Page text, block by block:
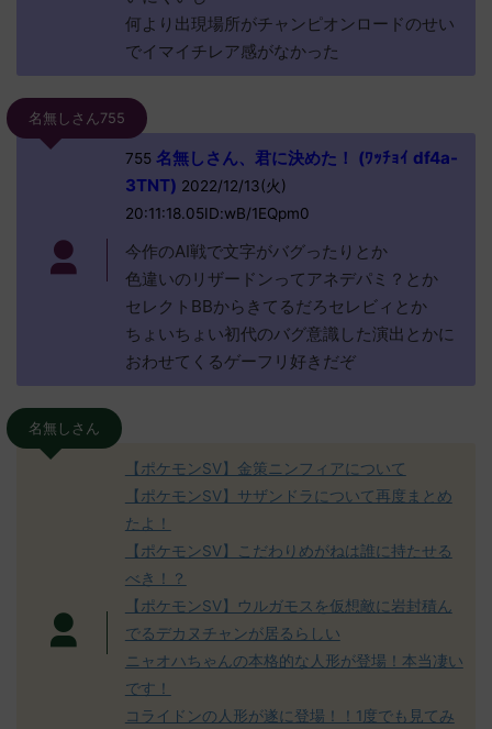
何より出現場所がチャンピオンロードのせい
でイマイチレア感がなかった
名無しさん755
755名無しさん、君に決めた！ (ﾜｯﾁｮｲ df4a-
3TNT) 2022/12/13(火)
20:11:18.05ID:wB/1EQpm0
今作のAI戦で文字がバグったりとか
色違いのリザードンってアネデパミ？とか
セレクトBBからきてるだろセレビィとか
ちょいちょい初代のバグ意識した演出とかに
おわせてくるゲーフリ好きだぞ
名無しさん
【ポケモンSV】金策ニンフィアについて
【ポケモンSV】サザンドラについて再度まとめ
たよ！
【ポケモンSV】こだわりめがねは誰に持たせる
べき！？
【ポケモンSV】ウルガモスを仮想敵に岩封積ん
でるデカヌチャンが居るらしい
ニャオハちゃんの本格的な人形が登場！本当凄い
です！
コライドンの人形が遂に登場！！1度でも見てみ